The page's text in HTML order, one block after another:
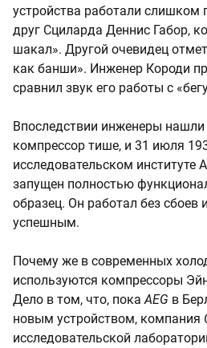
устройства работали слишком
друг Сциларда Деннис Габор,
шакал». Другой очевидец
как банши». Инженер Короди
сравнил звук его работы с
Впоследствии инженеры нашли
компрессор тише, и 31 июля
исследовательском институте
запущен полностью
образец. Он работал без сбоев
успешным.
Почему же в современных
используются компрессоры
Дело в том, что, покаAEG в
новым устройством, компания
исследовательской